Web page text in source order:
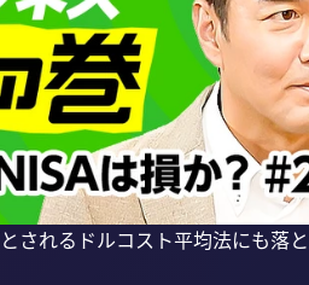
されるドルコスト平均法にも落